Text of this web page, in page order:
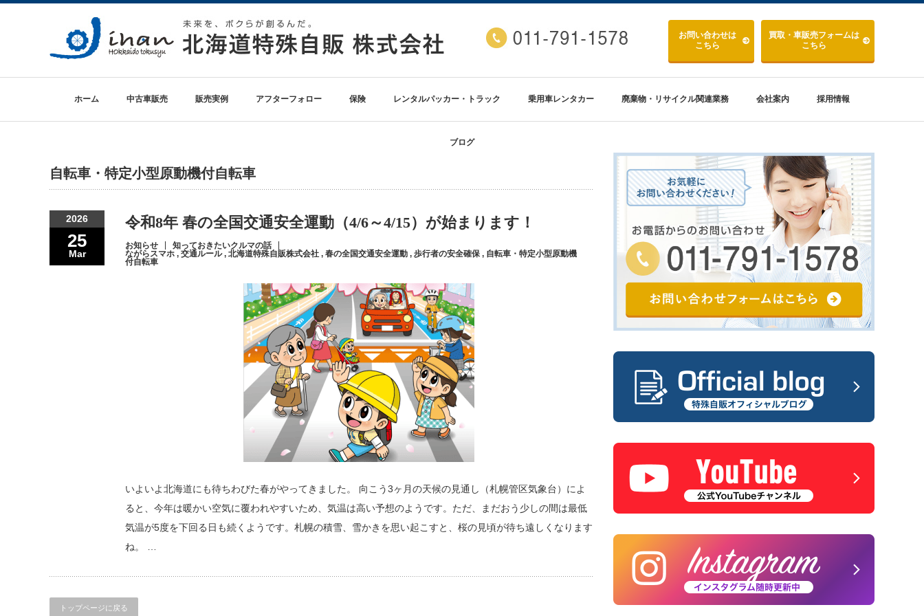
お問い合わせは
こちら
買取・車販売フォームは
こちら
ホーム 中古車販売 販売実例 アフターフォロー 保険 レンタルパッカー・トラック 乗用車レンタカー 廃棄物・リサイクル関連業務 会社案内 採用情報
ブログ
自転車・特定小型原動機付自転車
2026
25
Mar
令和8年 春の全国交通安全運動（4/6～4/15）が始まります！
お知らせ
知っておきたいクルマの話
ながらスマホ , 交通ルール, 北海道特殊自販株式会社 , 春の全国交通安全運動 , 歩行者の安全確保 , 自転車・特定小型原動機
付自転車
いよいよ北海道にも待ちわびた春がやってきました。 向こう3ヶ月の天候の見通し（札幌管区気象台）によ
ると、今年は暖かい空気に覆われやすいため、気温は高い予想のようです。ただ、まだおう少しの間は最低
気温が5度を下回る日も続くようです。札幌の積雪、雪かきを思い起こすと、桜の見頃が待ち遠しくなります
ね。 …
トップページに戻る